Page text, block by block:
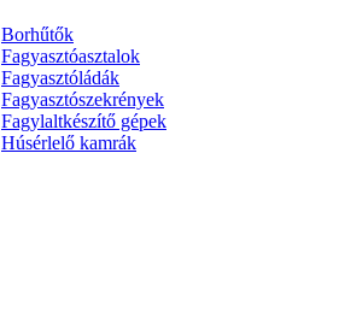
Borhűtők
Fagyasztóasztalok
Fagyasztóládák
Fagyasztószekrények
Fagylaltkészítő gépek
Húsérlelő kamrák